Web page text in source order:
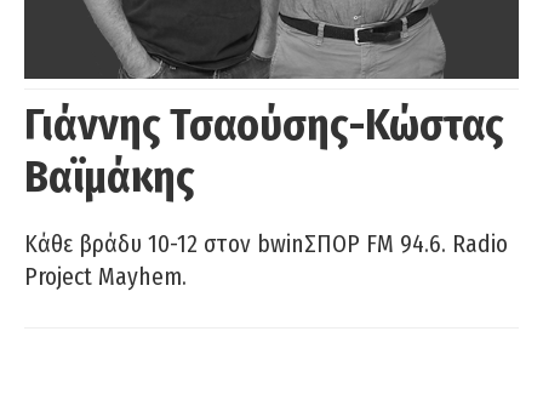
Γιάννης Τσαούσης-Κώστας
Βαϊμάκης
Κάθε βράδυ 10-12 στον bwinΣΠΟΡ FM 94.6. Radio
Project Mayhem.